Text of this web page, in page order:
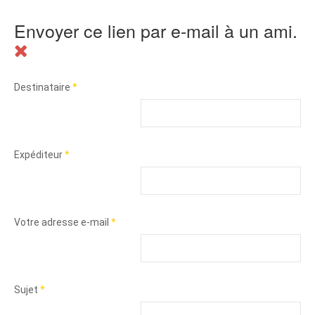
Envoyer ce lien par e-mail à un ami.
Destinataire *
Expéditeur*
Votre adresse e-mail *
Sujet *